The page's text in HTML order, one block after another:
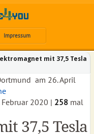
Impressum
mit 37,5 Tesla
am 26. April
Februar 2020 | 258mal
37,5 Tesla